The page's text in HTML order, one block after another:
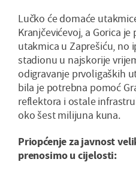
Lučko će domaće
Kranjčevićevoj, a Gorica
utakmica u Zaprešiću, no
stadionu u najskorije
odigravanje prvoligaških
bila je potrebna pomoć
reflektora i ostale
oko šest milijuna kuna.
Priopćenje za javnost
prenosimo u cijelosti: